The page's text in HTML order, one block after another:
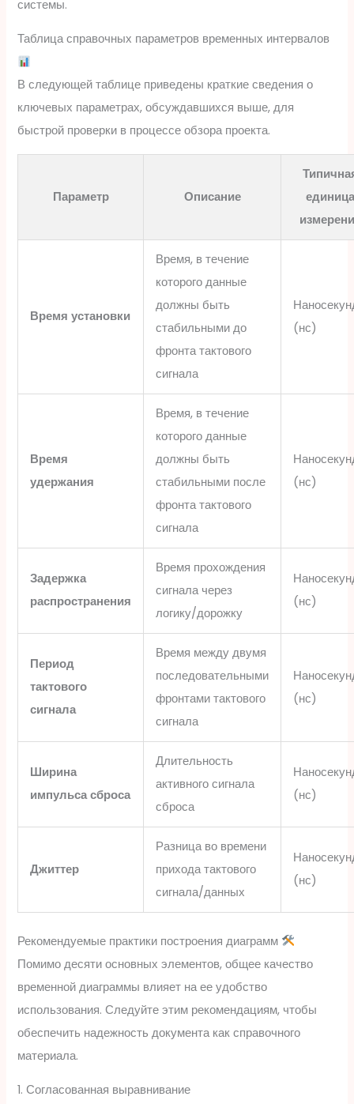
системы.
Таблица справочных параметров временных интервалов
В следующей таблице приведены краткие сведения о
ключевых параметрах, обсуждавшихся выше, для
быстрой проверки в процессе обзора проекта.
Параметр Описание
Время установки
Время, в течение
которого данные
должны быть
стабильными до
фронта тактового
сигнала
(нс)
Время
удержания
Время, в течение
которого данные
должны быть
стабильными после
фронта тактового
сигнала
(нс)
Задержка
распространения
Время прохождения
сигнала через
логику/дорожку
(нс)
Период
тактового
сигнала
Время между двумя
последовательными
фронтами тактового
сигнала
(нс)
Ширина
импульса сброса
Длительность
активного сигнала
сброса
(нс)
Джиттер
Разница во времени
прихода тактового
сигнала/данных
(нс)
Рекомендуемые практики построения диаграмм
Помимо десяти основных элементов, общее качество
временной диаграммы влияет на ее удобство
использования. Следуйте этим рекомендациям, чтобы
обеспечить надежность документа как справочного
материала.
1. Согласованная выравнивание